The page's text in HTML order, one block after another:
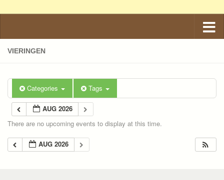
VIERINGEN
Categories Tags
AUG 2026
There are no upcoming events to display at this time.
AUG 2026